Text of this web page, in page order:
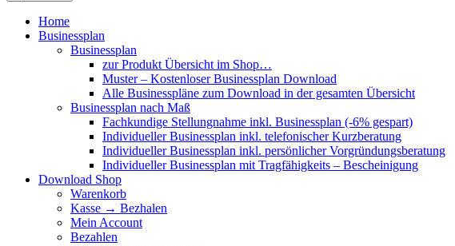
Home
Businessplan
Businessplan
zur Produkt Übersicht im Shop…
Muster – Kostenloser Businessplan Download
Alle Businesspläne zum Download in der gesamten Übersicht
Businessplan nach Maß
Fachkundige Stellungnahme inkl. Businessplan (-6% gespart)
Individueller Businessplan inkl. telefonischer Kurzberatung
Individueller Businessplan inkl. persönlicher Vorgründungsberatung
Individueller Businessplan mit Tragfähigkeits – Bescheinigung
Download Shop
Warenkorb
Kasse → Bezhalen
Mein Account
Bezahlen